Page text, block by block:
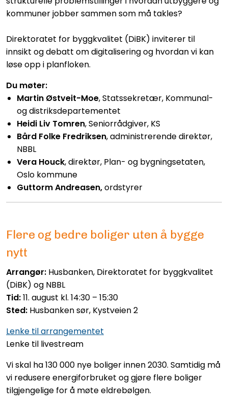
kommuner jobber sammen som må takles?
Direktoratet for byggkvalitet (DiBK) inviterer til
innsikt og debatt om digitalisering og hvordan vi kan
løse opp i planfloken.
Du møter:
Martin Østveit-Moe,Statssekretær, Kommunal-
og distriksdepartementet
Heidi Liv Tomren,Seniorrådgiver, KS
Bård Folke Fredriksen, administrerende direktør,
NBBL
Vera Houck, direktør, Plan- og bygningsetaten,
Oslo kommune
Guttorm Andreasen,ordstyrer
Flere og bedre boliger uten å bygge
nytt
Arrangør: Husbanken, Direktoratet for byggkvalitet
(DiBK) og NBBL
Tid:11. august kl. 14:30 – 15:30
Sted: Husbanken sør, Kystveien 2
Lenke til arrangementet
Lenke til livestream
Vi skal ha 130 000 nye boliger innen 2030. Samtidig må
vi redusere energiforbruket og gjøre flere boliger
tilgjengelige for å møte eldrebølgen.